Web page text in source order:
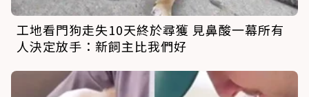
工地看門狗走失10天終於尋獲 見鼻酸一幕所有
人決定放手：新飼主比我們好